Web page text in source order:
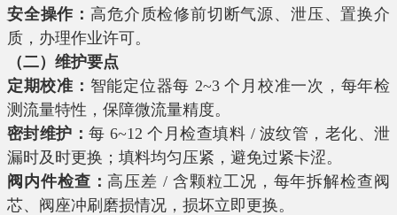
安全操作： 高危介质检修前切断气源、泄压、置换介
质，办理作业许可。
（二）维护要点
定期校准： 智能定位器每 2~3 个月校准一次，每年检
测流量特性，保障微流量精度。
密封维护：每 6~12 个月检查填料 / 波纹管，老化、泄
漏时及时更换；填料均匀压紧，避免过紧卡涩。
阀内件检查： 高压差 / 含颗粒工况，每年拆解检查阀
芯、阀座冲刷磨损情况，损坏立即更换。